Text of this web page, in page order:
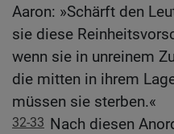
Aaron: »Schärft den
sie diese
wenn sie in unreinem
die mitten in ihrem
müssen sie sterben.«
32-33 Nach diesen